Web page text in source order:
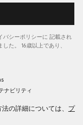
バシーポリシーに 記載され
た。 16歳以上であり、
ナビリティ
の詳細については、 プ